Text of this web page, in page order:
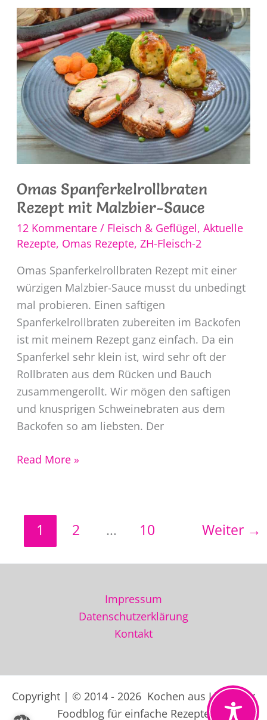
Fleischspieße
Omas Spanferkelrollbraten
Rezept mit Malzbier-Sauce
12 Kommentare / Fleisch & Geflügel, Aktuelle
Rezepte, Omas Rezepte, ZH-Fleisch-2
Omas Spanferkelrollbraten Rezept mit einer
würzigen Malzbier-Sauce musst du unbedingt
mal probieren. Einen saftigen
Spanferkelrollbraten zubereiten im Backofen
ist mit meinem Rezept ganz einfach. Da ein
Spanferkel sehr klein ist, wird sehr oft der
Rollbraten aus dem Rücken und Bauch
zusammengerollt. Wir mögen den saftigen
und knusprigen Schweinebraten aus dem
Backofen so am liebsten. Der
Omas
Malzbier-
Sauce
Read More »
1 2 … 10 Weiter →
Impressum
Datenschutzerklärung
Kontakt
Copyright | © 2014 - 2026 Kochen aus Liebe der
Foodblog für einfache Rezepte